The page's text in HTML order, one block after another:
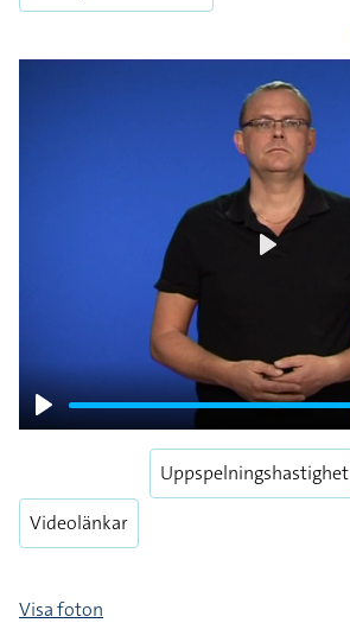
Play
Videolänkar
Uppspelningshastighet
Visa foton